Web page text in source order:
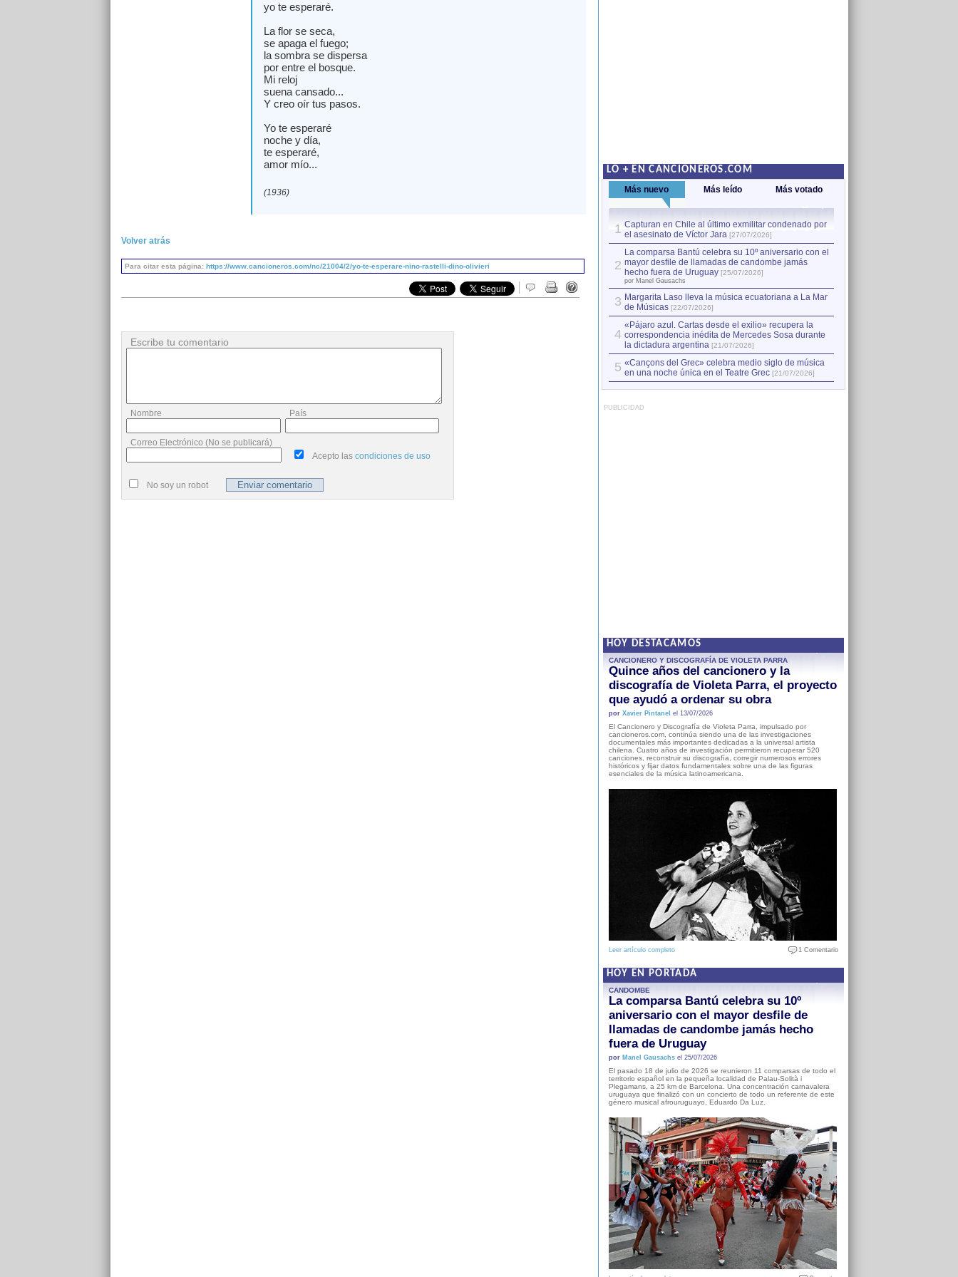
yo te esperaré.
La flor se seca,
se apaga el fuego;
la sombra se dispersa
por entre el bosque.
Mi reloj
suena cansado...
Y creo oír tus pasos.
Yo te esperaré
noche y día,
te esperaré,
amor mío...
(1936)
Volver atrás
Para citar esta página: https://www.cancioneros.com/nc/21004/2/yo-te-esperare-nino-rastelli-dino-olivieri
Escribe tu comentario
Nombre País
Correo Electrónico (No se publicará)
Acepto las condiciones de uso
No soy un robot
LO + EN CANCIONEROS.COM
Más nuevo Más leído Más votado
1 Capturan en Chile al último exmilitar condenado por
el asesinato de Víctor Jara [27/07/2026]
2
La comparsa Bantú celebra su 10º aniversario con el
mayor desfile de llamadas de candombe jamás
hecho fuera de Uruguay [25/07/2026]
por Manel Gausachs
3 Margarita Laso lleva la música ecuatoriana a La Mar
de Músicas [22/07/2026]
4
«Pájaro azul. Cartas desde el exilio» recupera la
correspondencia inédita de Mercedes Sosa durante
la dictadura argentina [21/07/2026]
5 «Cançons del Grec» celebra medio siglo de música
en una noche única en el Teatre Grec [21/07/2026]
PUBLICIDAD
HOY DESTACAMOS
CANCIONERO Y DISCOGRAFÍA DE VIOLETA PARRA
Quince años del cancionero y la
discografía de Violeta Parra, el proyecto
que ayudó a ordenar su obra
por Xavier Pintanel el 13/07/2026
El Cancionero y Discografía de Violeta Parra, impulsado por
cancioneros.com, continúa siendo una de las investigaciones
documentales más importantes dedicadas a la universal artista
chilena. Cuatro años de investigación permitieron recuperar 520
canciones, reconstruir su discografía, corregir numerosos errores
históricos y fijar datos fundamentales sobre una de las figuras
esenciales de la música latinoamericana.
Leer artículo completo 1 Comentario
HOY EN PORTADA
CANDOMBE
La comparsa Bantú celebra su 10º
aniversario con el mayor desfile de
llamadas de candombe jamás hecho
fuera de Uruguay
por Manel Gausachsel 25/07/2026
El pasado 18 de julio de 2026 se reunieron 11 comparsas de todo el
territorio español en la pequeña localidad de Palau-Solità i
Plegamans, a 25 km de Barcelona. Una concentración carnavalera
uruguaya que finalizó con un concierto de todo un referente de este
género musical afrouruguayo, Eduardo Da Luz.